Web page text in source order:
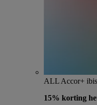
ALL Accor+ ibis
15% korting